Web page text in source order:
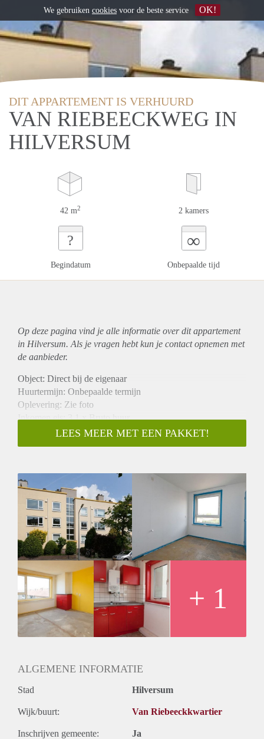
DIT APPARTEMENT IS VERHUURD
VAN RIEBEECKWEG IN
HILVERSUM
42 m2 2 kamers
?
Begindatum
∞
Onbepaalde tijd
Op deze pagina vind je alle informatie over ditappartement
in Hilversum. Als je vragen hebt kun je contact opnemen met
de aanbieder.
Object: Direct bij de eigenaar
Huurtermijn: Onbepaalde termijn
Oplevering: Zie foto
Inkomen eis: 3,1 x Bruto huur
Garantiestelling mogelijk: Ja
Borg: 1 Maand
Huisdieren toegestaan: Afhankelijk van de Eigenaar
Huurtoeslag grens: Nee
Geschikt voor studenten: Afhankelijk van de Eigenaar
LEES MEER MET EEN PAKKET!
+ 1
ALGEMENE INFORMATIE
Stad Hilversum
Wijk/buurt: Van Riebeeckkwartier
Inschrijven gemeente: Ja
We gebruiken cookies voor de beste service OK!